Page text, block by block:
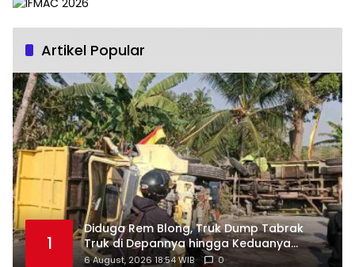
Artikel Popular
1
Diduga Rem Blong, Truk Dump Tabrak
Truk di Depannya hingga Keduanya
Terguling di Patuk
6 August, 2026 18:54 WIB 0